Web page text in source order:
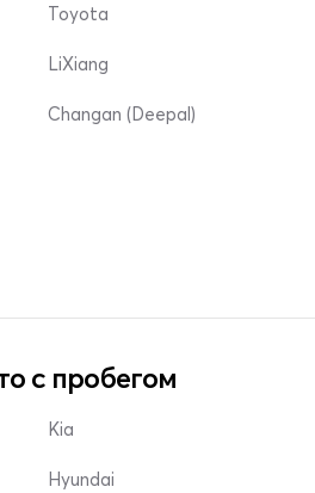
Toyota
LiXiang
Changan (Deepal)
с пробегом
Kia
Hyundai